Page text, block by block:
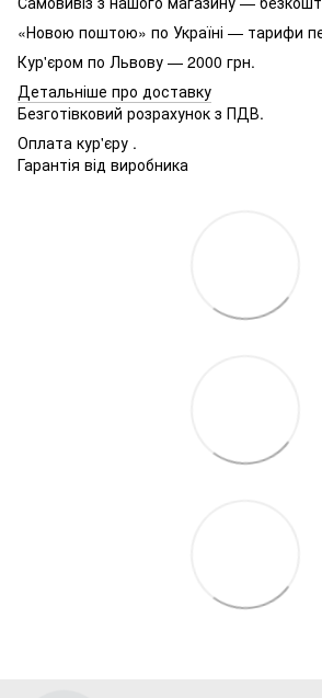
«Новою поштою» по Україні — тарифи
Кур'єром по Львову — 2000 грн.
Детальніше про доставку
Безготівковий розрахунок з ПДВ.
Оплата кур'єру .
Гарантія від виробника